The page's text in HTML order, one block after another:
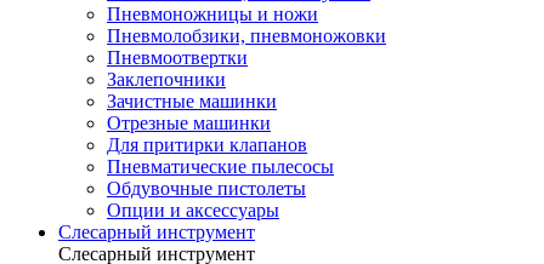
Пневмоножницы и ножи
Пневмолобзики, пневмоножовки
Пневмоотвертки
Заклепочники
Зачистные машинки
Отрезные машинки
Для притирки клапанов
Пневматические пылесосы
Обдувочные пистолеты
Опции и аксессуары
Слесарный инструмент
Слесарный инструмент